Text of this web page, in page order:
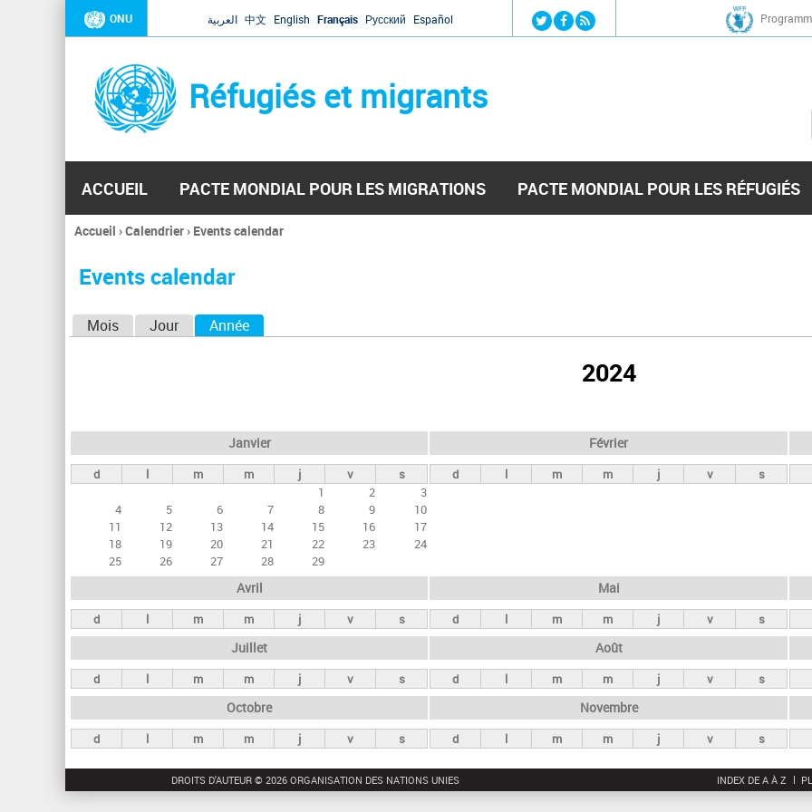
Jump to navigation
ONU العربية 中文 English Français Русский Español
Réfugiés et migrants
ACCUEIL PACTE MONDIAL POUR LES MIGRATIONS PACTE MONDIAL POUR LES RÉFUGIÉS
Vous
ici
Accueil ›Calendrier› Events calendar
Events calendar
e
t
s
n
c
i
p
a
x
Mois Jour Année
2024
Janvier
d l m m j v
s
1
2
3
4
5 6 7 8 9
10
11
12 13 14 15 16
17
18
19 20 21 22 23
24
25
26 27 28 29
Février
d l m m j v s
Avril
d l m m j v s
Mai
d l m m j v s
Juillet
d l m m j v s
Août
d l m m j v s
Octobre
d l m m j v s
Novembre
d l m m j v s
DROITS D'AUTEUR © 2026 ORGANISATION DES NATIONS UNIES INDEX DE A À Z